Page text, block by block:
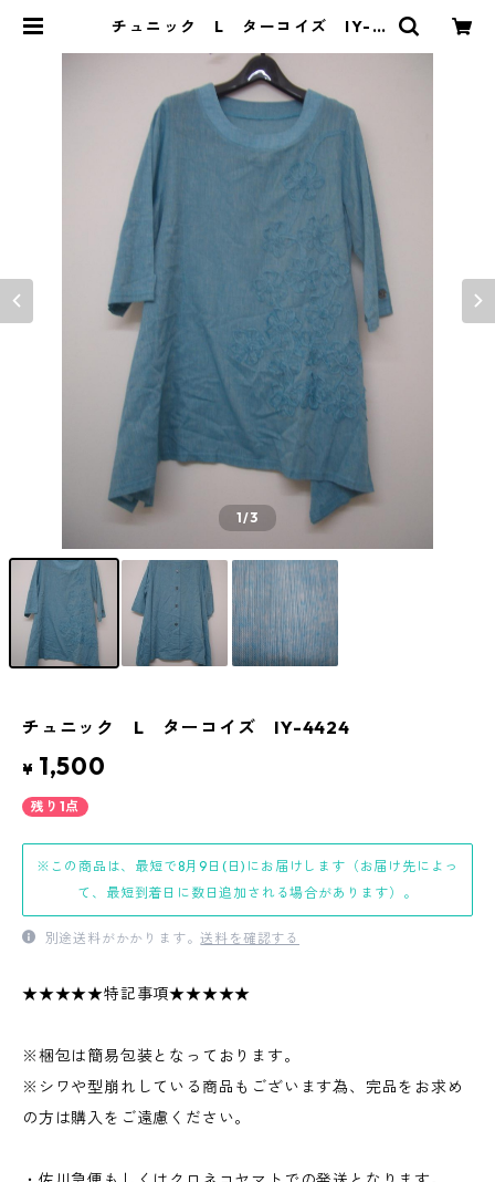
チュニック L ターコイズ IY-4
1/3
チュニック L ターコイズ IY-4424
¥ 1,500
残り1点
※この商品は、最短で8月9日(日)にお届けします（お届け先によっ
て、最短到着日に数日追加される場合があります）。
別途送料がかかります。送料を確認する
★★★★★特記事項★★★★★
※梱包は簡易包装となっております。
※シワや型崩れしている商品もございます為、完品をお求め
の方は購入をご遠慮ください。